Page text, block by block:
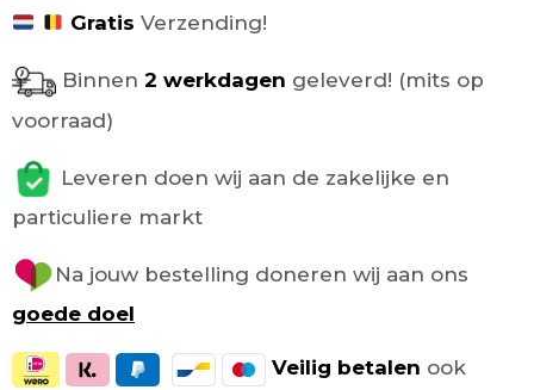
Gratis Verzending!
Binnen 2 werkdagen geleverd! (mits op
voorraad)
Leveren doen wij aan de zakelijke en
particuliere markt
Na jouw bestelling doneren wij aan ons
goede doel
Veilig betalen ook